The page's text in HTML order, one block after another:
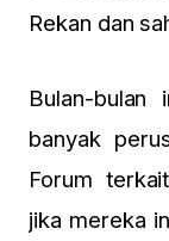
Rekan dan
Bulan-
banyak
Forum
jika mereka